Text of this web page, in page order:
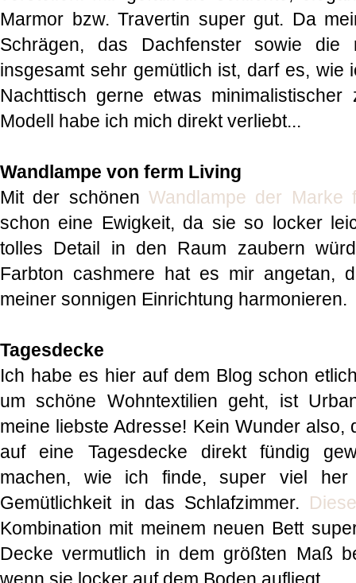
Marmor bzw. Travertin super gut. Da
Schrägen, das Dachfenster sowie
insgesamt sehr gemütlich ist, darf es, wie
Nachttisch gerne etwas
Modell habe ich mich direkt verliebt...
Wandlampe von ferm Living
Mit der schönen Wandlampe der Marke
schon eine Ewigkeit, da sie so locker
tolles Detail in den Raum zaubern
Farbton cashmere hat es mir angetan,
meiner sonnigen Einrichtung harmonieren.
Tagesdecke
Ich habe es hier auf dem Blog schon
um schöne Wohntextilien geht, ist
meine liebste Adresse! Kein Wunder
auf eine Tagesdecke direkt fündig
machen, wie ich finde, super viel
Gemütlichkeit in das Schlafzimmer.
Kombination mit meinem neuen Bett
Decke vermutlich in dem größten Maß